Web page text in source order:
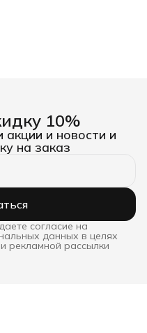
10%
и новости и
на заказ
согласие на
данных в целях
рекламной рассылки